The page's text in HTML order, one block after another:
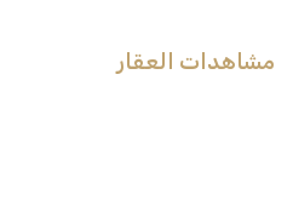
مشاهدات العقار